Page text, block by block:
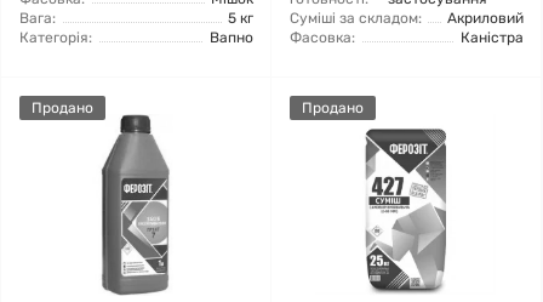
Вага:
5 кг
Категорія:
Вапно
Суміші за складом:
Акриловий
Фасовка:
Каністра
Продано Продано